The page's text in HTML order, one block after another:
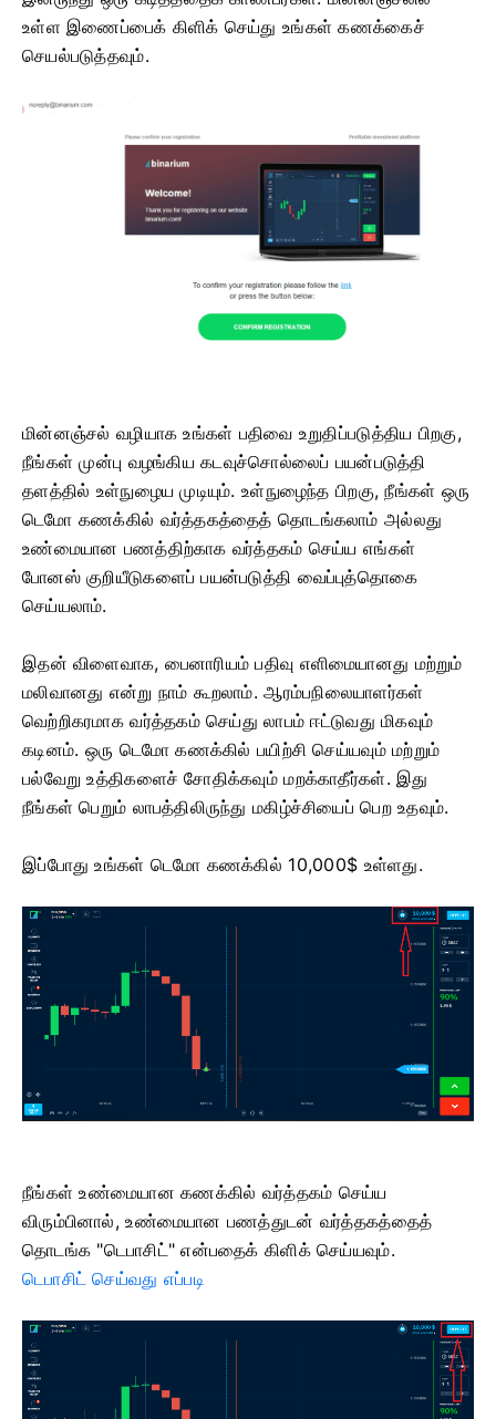
உள்ள இணைப்பைக் கிளிக் செய்து உங்கள் கணக்கைச்
செயல்படுத்தவும்.
மின்னஞ்சல் வழியாக உங்கள் பதிவை உறுதிப்படுத்திய பிறகு,
நீங்கள் முன்பு வழங்கிய கடவுச்சொல்லைப் பயன்படுத்தி
தளத்தில் உள்நுழைய முடியும். உள்நுழைந்த பிறகு, நீங்கள் ஒரு
டெமோ கணக்கில் வர்த்தகத்தைத் தொடங்கலாம் அல்லது
உண்மையான பணத்திற்காக வர்த்தகம் செய்ய எங்கள்
போனஸ் குறியீடுகளைப் பயன்படுத்தி வைப்புத்தொகை
செய்யலாம்.
இதன் விளைவாக, பைனாரியம் பதிவு எளிமையானது மற்றும்
மலிவானது என்று நாம் கூறலாம். ஆரம்பநிலையாளர்கள்
வெற்றிகரமாக வர்த்தகம் செய்து லாபம் ஈட்டுவது மிகவும்
கடினம். ஒரு டெமோ கணக்கில் பயிற்சி செய்யவும் மற்றும்
பல்வேறு உத்திகளைச் சோதிக்கவும் மறக்காதீர்கள். இது
நீங்கள் பெறும் லாபத்திலிருந்து மகிழ்ச்சியைப் பெற உதவும்.
இப்போது உங்கள் டெமோ கணக்கில் 10,000$ உள்ளது.
நீங்கள் உண்மையான கணக்கில் வர்த்தகம் செய்ய
விரும்பினால், உண்மையான பணத்துடன் வர்த்தகத்தைத்
தொடங்க "டெபாசிட்" என்பதைக் கிளிக் செய்யவும்.
டெபாசிட் செய்வது எப்படி